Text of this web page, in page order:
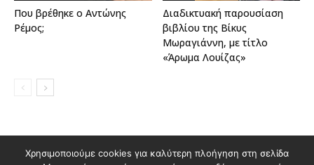
Που βρέθηκε ο Αντώνης
Ρέμος;
Διαδικτυακή παρουσίαση
βιβλίου της Βίκυς
Μωραγιάννη, με τίτλο
«Άρωμα Λουίζας»
Διαφημιστείτε στο Polis Magazino
Χρησιμοποιούμε cookies για καλύτερη πλοήγηση στη σελίδα